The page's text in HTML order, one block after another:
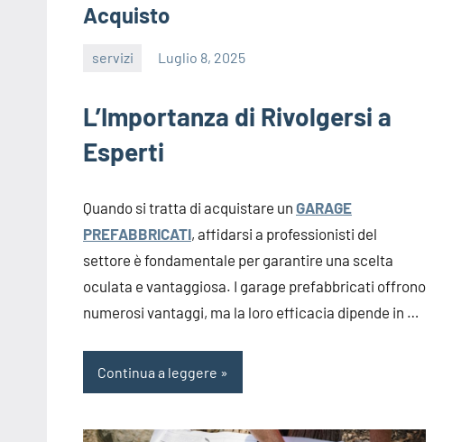
Acquisto
servizi Luglio 8, 2025
L’Importanza di Rivolgersi a
Esperti
Quando si tratta di acquistare un GARAGE
PREFABBRICATI, affidarsi a professionisti del
settore è fondamentale per garantire una scelta
oculata e vantaggiosa. I garage prefabbricati offrono
numerosi vantaggi, ma la loro efficacia dipende in …
Continua a leggere